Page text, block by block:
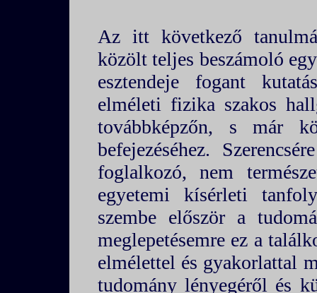
Az itt következő
közölt teljes beszámoló
esztendeje fogant
elméleti fizika szakos
továbbképzőn, s már
befejezéséhez.
foglalkozó, nem
egyetemi kísérleti
szembe először a
meglepetésemre ez a
elmélettel és gyakorlattal
tudomány lényegéről és